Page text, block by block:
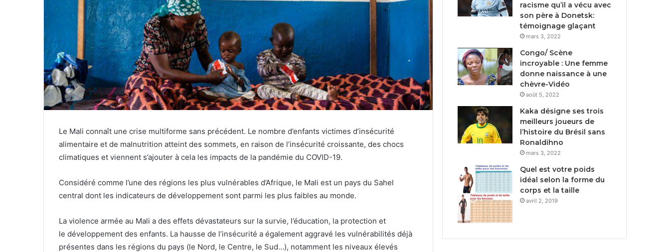
Le Mali connaît une crise multiforme sans précédent. Le nombre d’enfants victimes d’insécurité
alimentaire et de malnutrition atteint des sommets, en raison de l’insécurité croissante, des chocs
climatiques et viennent s’ajouter à cela les impacts de la pandémie du COVID-19.
Considéré comme l’une des régions les plus vulnérables d’Afrique, le Mali est un pays du Sahel
central dont les indicateurs de développement sont parmi les plus faibles au monde.
La violence armée au Mali a des effets dévastateurs sur la survie, l’éducation, la protection et
le développement des enfants. La hausse de l’insécurité a également aggravé les vulnérabilités déjà
présentes dans les régions du pays (le Nord, le Centre, le Sud…), notamment les niveaux élevés
racisme qu’il a vécu avec
son père à Donetsk:
témoignage glaçant
mars 3, 2022
Congo/ Scène
incroyable : Une femme
donne naissance à une
chèvre-Vidéo
août 5, 2022
Kaka désigne ses trois
meilleurs joueurs de
l’histoire du Brésil sans
Ronaldihno
mars 3, 2022
Quel est votre poids
idéal selon la forme du
corps et la taille
avril 2, 2019